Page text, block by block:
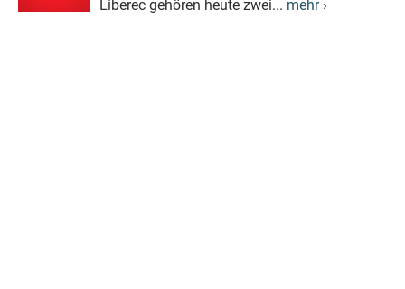
Liberec gehören heute zwei... mehr ›